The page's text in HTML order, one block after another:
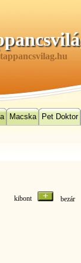
Macska Pet Doktor
kibont